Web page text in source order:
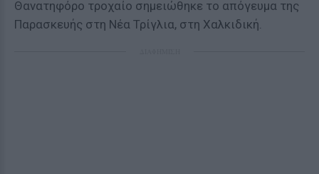
Θανατηφόρο τροχαίο σημειώθηκε το απόγευμα της
Παρασκευής στη Νέα Τρίγλια, στη Χαλκιδική.